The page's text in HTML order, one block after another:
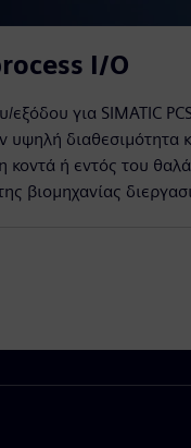
I/O
για SIMATIC
υψηλή διαθεσιμότητα
κοντά ή εντός του
βιομηχανίας